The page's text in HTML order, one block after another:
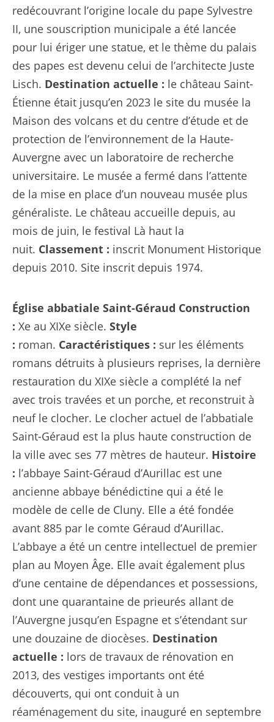
redécouvrant l’origine locale du pape Sylvestre
II, une souscription municipale a été lancée
pour lui ériger une statue, et le thème du palais
des papes est devenu celui de l’architecte Juste
Lisch. Destination actuelle : le château Saint-
Étienne était jusqu’en 2023 le site du musée la
Maison des volcans et du centre d’étude et de
protection de l’environnement de la Haute-
Auvergne avec un laboratoire de recherche
universitaire. Le musée a fermé dans l’attente
de la mise en place d’un nouveau musée plus
généraliste. Le château accueille depuis, au
mois de juin, le festival Là haut la
nuit. Classement : inscrit Monument Historique
depuis 2010. Site inscrit depuis 1974.
Église abbatiale Saint-Géraud Construction
: Xe au XIXe siècle. Style
: roman. Caractéristiques : sur les éléments
romans détruits à plusieurs reprises, la dernière
restauration du XIXe siècle a complété la nef
avec trois travées et un porche, et reconstruit à
neuf le clocher. Le clocher actuel de l’abbatiale
Saint-Géraud est la plus haute construction de
la ville avec ses 77 mètres de hauteur. Histoire
: l’abbaye Saint-Géraud d’Aurillac est une
ancienne abbaye bénédictine qui a été le
modèle de celle de Cluny. Elle a été fondée
avant 885 par le comte Géraud d’Aurillac.
L’abbaye a été un centre intellectuel de premier
plan au Moyen Âge. Elle avait également plus
d’une centaine de dépendances et possessions,
dont une quarantaine de prieurés allant de
l’Auvergne jusqu’en Espagne et s’étendant sur
une douzaine de diocèses. Destination
actuelle : lors de travaux de rénovation en
2013, des vestiges importants ont été
découverts, qui ont conduit à un
réaménagement du site, inauguré en septembre